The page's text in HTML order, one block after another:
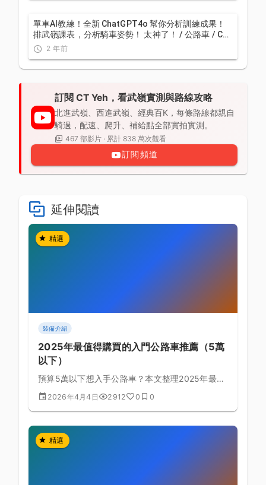
單車AI教練！全新 ChatGPT4o 幫你分析訓練成果！
排武嶺課表，分析騎車姿勢！ 太神了！ / 公路車 / CT
Yeh / feat. 緯緯
2 年前
訂閱 CT Yeh，看武嶺實測與路線攻略
北進武嶺、西進武嶺、經典百K，每條路線都親自
騎過，配速、爬升、補給點全部實拍實測。
467 部影片 · 累計 838 萬次觀看
訂閱頻道
延伸閱讀
精選
裝備介紹
2025年最值得購買的入門公路車推薦（5萬
以下）
預算5萬以下想入手公路車？本文整理2025年最熱
門的入門車款，從車架材質到變速系統一次完整比
較，幫你選對第一台車。
2026年4月4日 2912 0 0
精選